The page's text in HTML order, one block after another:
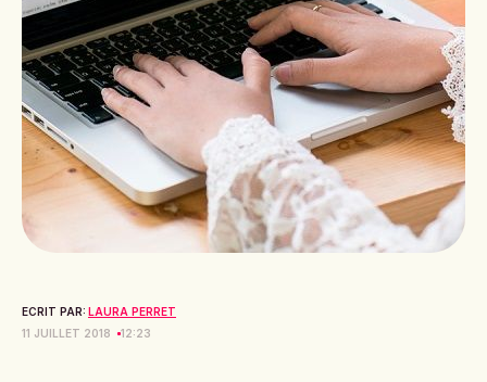
ECRIT PAR: LAURA PERRET
11 JUILLET 2018
12:23